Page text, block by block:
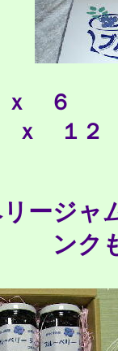
ｘ ６ ２
ｘ １２
ージャ
ンク